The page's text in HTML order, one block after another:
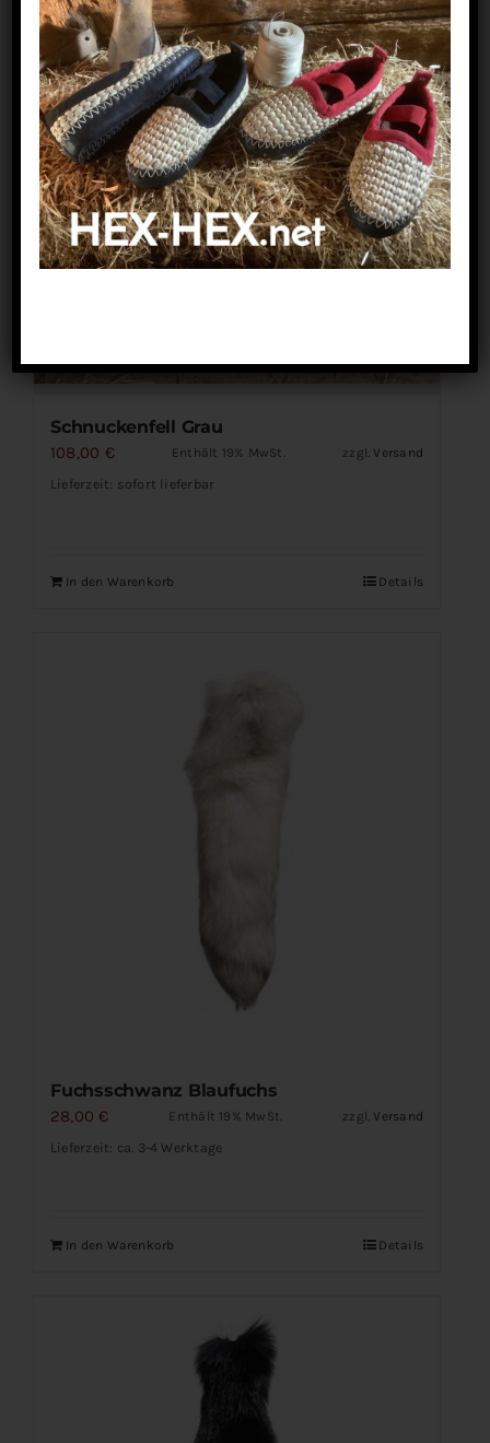
Schnuckenfell Grau
108,00 € Enthält 19% MwSt. zzgl. Versand
Lieferzeit: sofort lieferbar
In den Warenkorb Details
Fuchsschwanz Blaufuchs
28,00 € Enthält 19% MwSt. zzgl. Versand
Lieferzeit: ca. 3-4 Werktage
In den Warenkorb Details